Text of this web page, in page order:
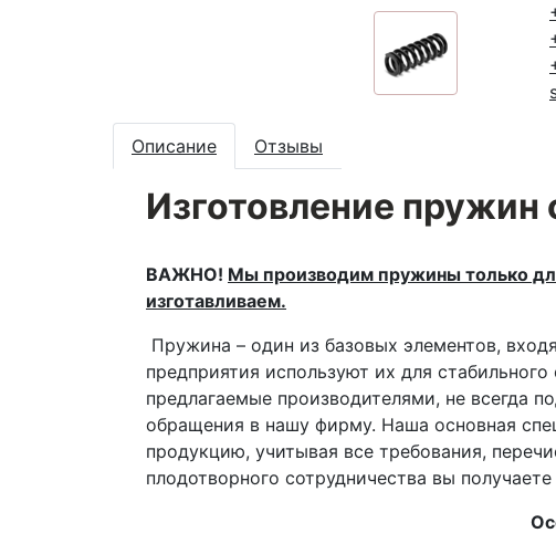
Описание Отзывы
Изготовление пружин
ВАЖНО! Мы производим пружины только
изготавливаем.
Пружина – один из базовых элементов,
предприятия используют их для
предлагаемые производителями, не всегда
обращения в нашу фирму. Наша основная
продукцию, учитывая все требования,
плодотворного сотрудничества вы